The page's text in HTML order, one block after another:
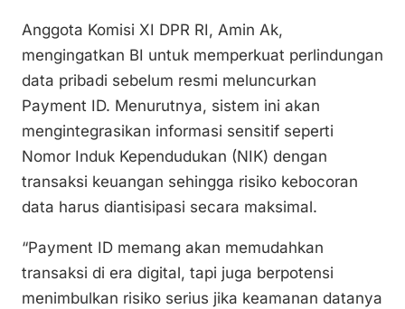
Anggota Komisi XI DPR RI, Amin Ak,
mengingatkan BI untuk memperkuat perlindungan
data pribadi sebelum resmi meluncurkan
Payment ID. Menurutnya, sistem ini akan
mengintegrasikan informasi sensitif seperti
Nomor Induk Kependudukan (NIK) dengan
transaksi keuangan sehingga risiko kebocoran
data harus diantisipasi secara maksimal.
“Payment ID memang akan memudahkan
transaksi di era digital, tapi juga berpotensi
menimbulkan risiko serius jika keamanan datanya